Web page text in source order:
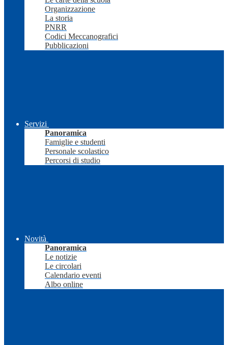
Organizzazione
La storia
PNRR
Codici Meccanografici
Pubblicazioni
Servizi
Panoramica
Famiglie e studenti
Personale scolastico
Percorsi di studio
Novità
Panoramica
Le notizie
Le circolari
Calendario eventi
Albo online